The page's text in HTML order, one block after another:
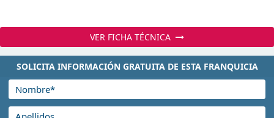
VER FICHA TÉCNICA
SOLICITA INFORMACIÓN GRATUITA DE ESTA FRANQUICIA